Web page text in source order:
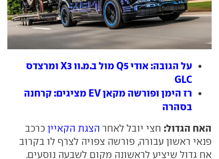
על הגובה: אודי Q5 מול ב.מ.וו X3 ומרצדס
GLC
רז הימן ופורשה מקאן EV מציגים: קרחנה
בסהרה
האח הגדול: חצי יובל לאחר הצגת הקאיין כרכב
פנאי ראשון עבורה, פורשה צפויה לצרף לו בקרוב
אח גדול שיציע לראשונה מקום לשבעה נוסעים.